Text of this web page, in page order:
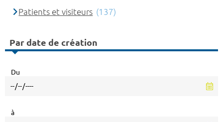
Patients et visiteurs (137)
Par date de création
Du
à